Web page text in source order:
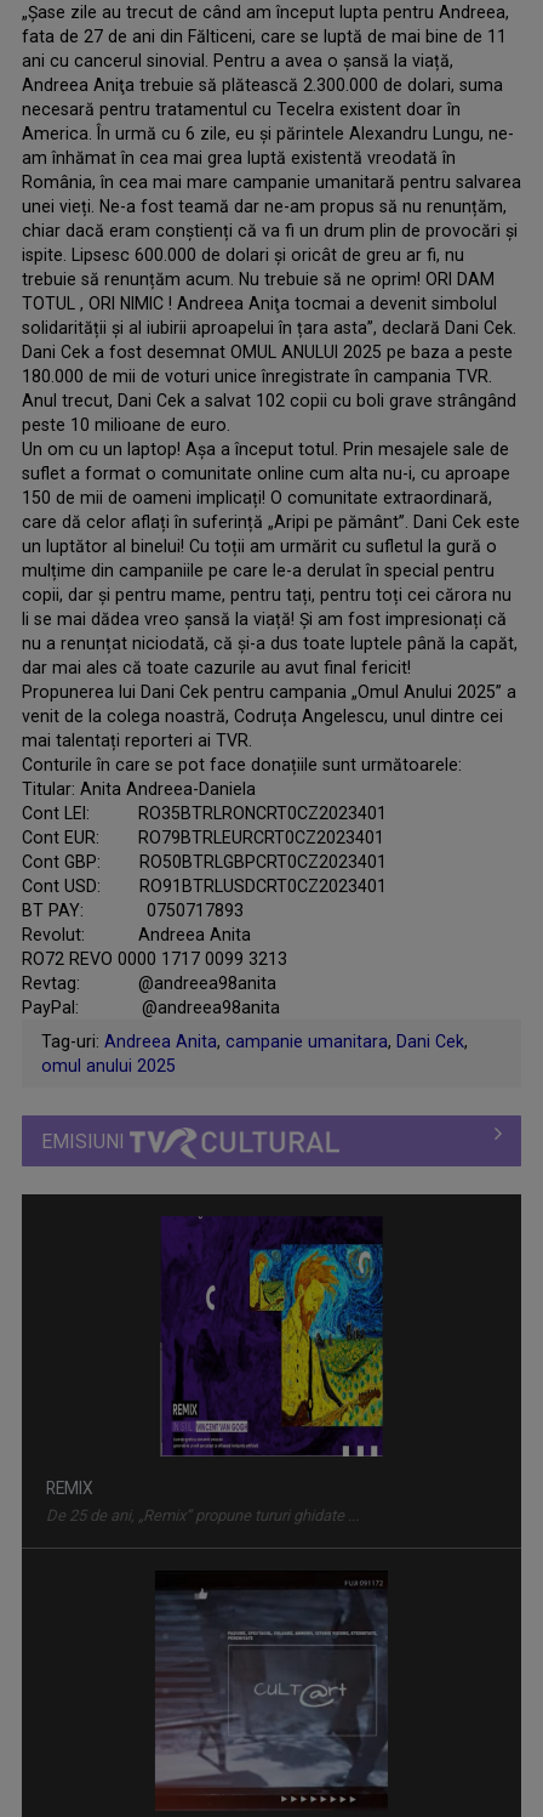
„Șase zile au trecut de când am început lupta pentru Andreea,
fata de 27 de ani din Fălticeni, care se luptă de mai bine de 11
ani cu cancerul sinovial. Pentru a avea o șansă la viață,
Andreea Aniţa trebuie să plătească 2.300.000 de dolari, suma
necesară pentru tratamentul cu Tecelra existent doar în
America. În urmă cu 6 zile, eu și părintele Alexandru Lungu, ne-
am înhămat în cea mai grea luptă existentă vreodată în
România, în cea mai mare campanie umanitară pentru salvarea
unei vieți. Ne-a fost teamă dar ne-am propus să nu renunțăm,
chiar dacă eram conștienți că va fi un drum plin de provocări și
ispite. Lipsesc 600.000 de dolari și oricât de greu ar fi, nu
trebuie să renunțăm acum. Nu trebuie să ne oprim! ORI DAM
TOTUL , ORI NIMIC ! Andreea Aniţa tocmai a devenit simbolul
solidarității și al iubirii aproapelui în țara asta”, declară Dani Cek.
Dani Cek a fost desemnat OMUL ANULUI 2025 pe baza a peste
180.000 de mii de voturi unice înregistrate în campania TVR.
Anul trecut, Dani Cek a salvat 102 copii cu boli grave strângând
peste 10 milioane de euro.
Un om cu un laptop! Așa a început totul. Prin mesajele sale de
suflet a format o comunitate online cum alta nu-i, cu aproape
150 de mii de oameni implicați! O comunitate extraordinară,
care dă celor aflați în suferință „Aripi pe pământ”. Dani Cek este
un luptător al binelui! Cu toții am urmărit cu sufletul la gură o
mulțime din campaniile pe care le-a derulat în special pentru
copii, dar și pentru mame, pentru tați, pentru toți cei cărora nu
li se mai dădea vreo șansă la viață! Și am fost impresionați că
nu a renunțat niciodată, că și-a dus toate luptele până la capăt,
dar mai ales că toate cazurile au avut final fericit!
Propunerea lui Dani Cek pentru campania „Omul Anului 2025” a
venit de la colega noastră, Codruța Angelescu, unul dintre cei
mai talentați reporteri ai TVR.
Conturile în care se pot face donațiile sunt următoarele:
Titular: Anita Andreea-Daniela
Cont LEI: RO35BTRLRONCRT0CZ2023401
Cont EUR: RO79BTRLEURCRT0CZ2023401
Cont GBP: RO50BTRLGBPCRT0CZ2023401
Cont USD: RO91BTRLUSDCRT0CZ2023401
BT PAY: 0750717893
Revolut: Andreea Anita
RO72 REVO 0000 1717 0099 3213
Revtag: @andreea98anita
PayPal: @andreea98anita
Tag-uri: Andreea Anita, campanie umanitara, Dani Cek,
omul anului 2025
EMISIUNI
REMIX
De 25 de ani, „Remix” propune tururi ghidate ...